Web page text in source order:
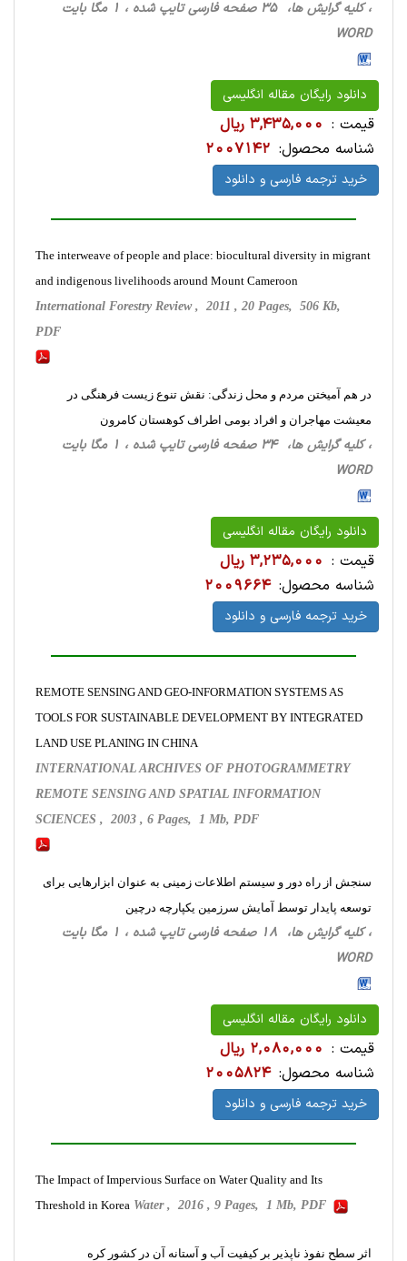
، کلیه گرایش ها، 35 صفحه فارسی تایپ شده ، 1 مگا بایت
WORD
دانلود رایگان مقاله انگلیسی
قیمت : 3,435,000 ریال
شناسه محصول: 2007142
خرید ترجمه فارسی و دانلود
The interweave of people and place: biocultural diversity in migrant
and indigenous livelihoods around Mount Cameroon
International Forestry Review , 2011 , 20 Pages, 506 Kb,
PDF
در هم آمیختن مردم و محل زندگی: نقش تنوع زیست فرهنگی در
معیشت مهاجران و افراد بومی اطراف کوهستان کامرون
، کلیه گرایش ها، 34 صفحه فارسی تایپ شده ، 1 مگا بایت
WORD
دانلود رایگان مقاله انگلیسی
قیمت : 3,235,000 ریال
شناسه محصول: 2009664
خرید ترجمه فارسی و دانلود
REMOTE SENSING AND GEO-INFORMATION SYSTEMS AS
TOOLS FOR SUSTAINABLE DEVELOPMENT BY INTEGRATED
LAND USE PLANING IN CHINA
INTERNATIONAL ARCHIVES OF PHOTOGRAMMETRY
REMOTE SENSING AND SPATIAL INFORMATION
SCIENCES , 2003 , 6 Pages, 1 Mb, PDF
سنجش از راه دور و سیستم اطلاعات زمینی به عنوان ابزارهایی برای
توسعه پایدار توسط آمایش سرزمین یکپارچه درچین
، کلیه گرایش ها، 18 صفحه فارسی تایپ شده ، 1 مگا بایت
WORD
دانلود رایگان مقاله انگلیسی
قیمت : 2,080,000 ریال
شناسه محصول: 2005824
خرید ترجمه فارسی و دانلود
The Impact of Impervious Surface on Water Quality and Its
Threshold in Korea Water , 2016 , 9 Pages, 1 Mb, PDF
اثر سطح نفوذ ناپذیر بر کیفیت آب و آستانه آن در کشور کره